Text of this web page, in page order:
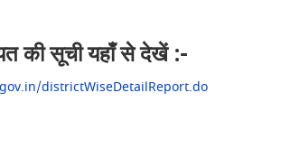
की सूची यहाँ से देखें :-
districtWiseDetailReport.do